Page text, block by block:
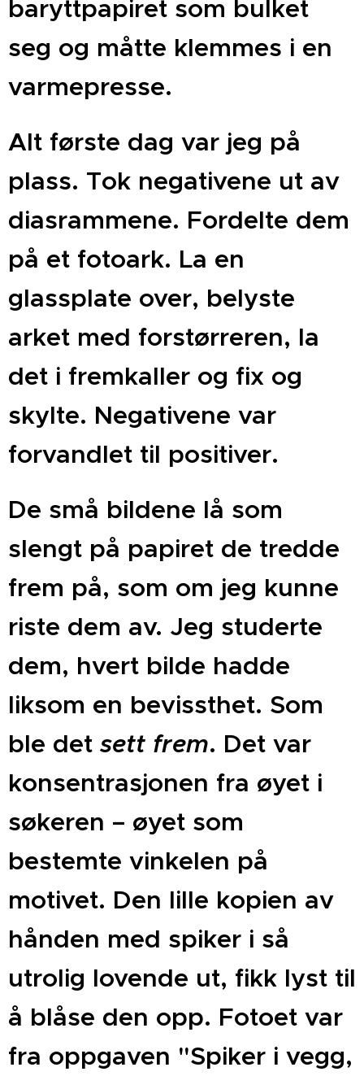
baryttpapiret som bulket
seg og måtte klemmes i en
varmepresse.
Alt første dag var jeg på
plass. Tok negativene ut av
diasrammene. Fordelte dem
på et fotoark. La en
glassplate over, belyste
arket med forstørreren, la
det i fremkaller og fix og
skylte. Negativene var
forvandlet til positiver.
De små bildene lå som
slengt på papiret de tredde
frem på, som om jeg kunne
riste dem av. Jeg studerte
dem, hvert bilde hadde
liksom en bevissthet. Som
ble det sett frem. Det var
konsentrasjonen fra øyet i
søkeren – øyet som
bestemte vinkelen på
motivet. Den lille kopien av
hånden med spiker i så
utrolig lovende ut, fikk lyst til
å blåse den opp. Fotoet var
fra oppgaven "Spiker i vegg,